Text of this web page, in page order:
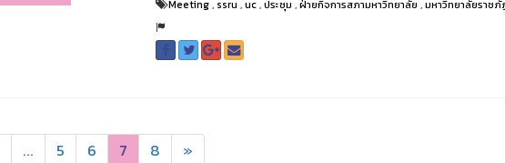
Meeting, ssru ,uc,ประชุม ,ฝ่ายกิจการสภามหาวิทยาลัย ,มหาวิทยาลัยราช
... 5 6 7 8 »